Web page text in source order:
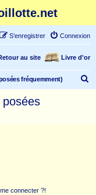
Connexion
S’enregistrer
Livre d'or
au site
fréquemment)
connecter ?!